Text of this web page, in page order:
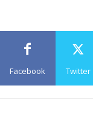
Facebook Twitter